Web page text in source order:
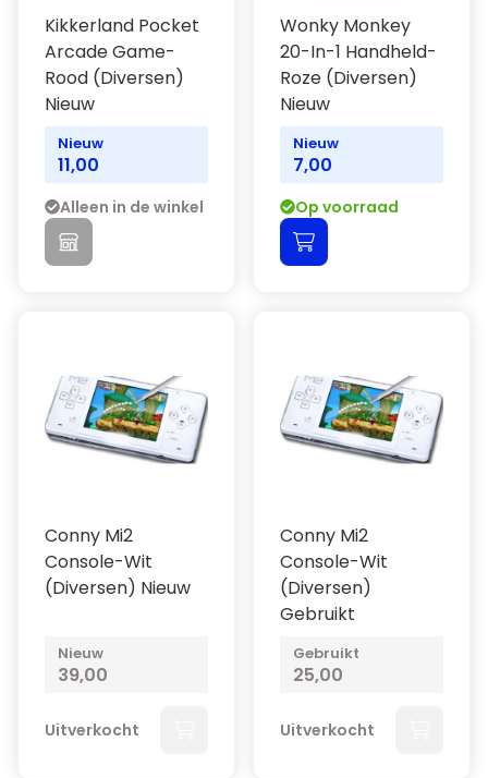
Kikkerland Pocket
Arcade Game-
Rood (Diversen)
Nieuw
Nieuw
11,00
Alleen in de winkel
Wonky Monkey
20-In-1 Handheld-
Roze (Diversen)
Nieuw
Nieuw
7,00
Op voorraad
Conny Mi2
Console-Wit
(Diversen) Nieuw
Nieuw
39,00
Uitverkocht
Conny Mi2
Console-Wit
(Diversen)
Gebruikt
Gebruikt
25,00
Uitverkocht